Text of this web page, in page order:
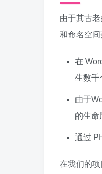
由于其古
和命名空
在
生数千
由于
的生命
通过
在我们的